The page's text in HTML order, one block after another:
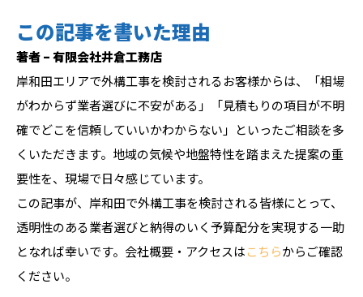
この記事を書いた理由
著者 – 有限会社井倉工務店
岸和田エリアで外構工事を検討されるお客様からは、「相場
がわからず業者選びに不安がある」「見積もりの項目が不明
確でどこを信頼していいかわからない」といったご相談を多
くいただきます。地域の気候や地盤特性を踏まえた提案の重
要性を、現場で日々感じています。
この記事が、岸和田で外構工事を検討される皆様にとって、
透明性のある業者選びと納得のいく予算配分を実現する一助
となれば幸いです。会社概要・アクセスはこちらからご確認
ください。